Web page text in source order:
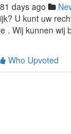
81 days ago
U kunt uw
. Wij kunnen wij
Who Upvoted